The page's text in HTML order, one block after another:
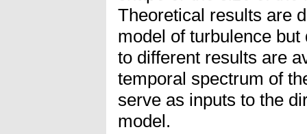
Theoretical results are
model of turbulence
to different results are
temporal spectrum of
serve as inputs to the
model.